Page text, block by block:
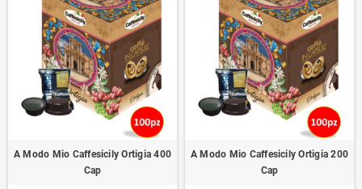
A Modo Mio Caffesicily Ortigia 400
Cap
A Modo Mio Caffesicily Ortigia 200
Cap